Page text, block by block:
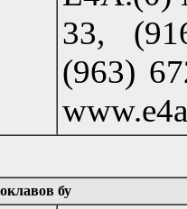
33,
(963)
бу